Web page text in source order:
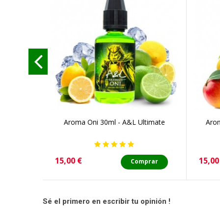
Aroma Oni 30ml - A&L Ultimate
Precio
15,00 € Comprar
Sé el primero en escribir tu opinión !